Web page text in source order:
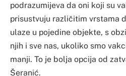
podrazumijeva da oni koji su
prisustvuju različitim vrstama
ulaze u pojedine objekte, s
njih i sve nas, ukoliko smo
manji. To je bolja opcija od
Šeranić.